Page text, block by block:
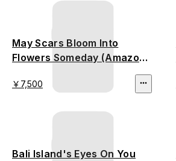
May Scars Bloom Into
Flowers Someday (Amazon
￥7,500
Bali Island's Eyes On You